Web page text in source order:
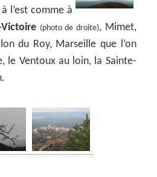
l’est comme à
(photo de droite), Mimet,
du Roy, Marseille que l’on
le Ventoux au loin, la Sainte-